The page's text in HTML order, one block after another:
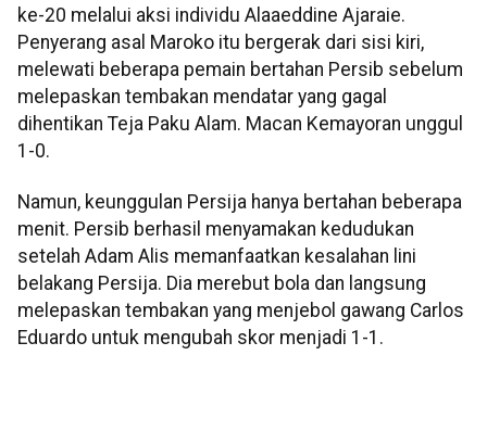
ke-20 melalui aksi individu Alaaeddine Ajaraie.
Penyerang asal Maroko itu bergerak dari sisi kiri,
melewati beberapa pemain bertahan Persib sebelum
melepaskan tembakan mendatar yang gagal
dihentikan Teja Paku Alam. Macan Kemayoran unggul
1-0.
Namun, keunggulan Persija hanya bertahan beberapa
menit. Persib berhasil menyamakan kedudukan
setelah Adam Alis memanfaatkan kesalahan lini
belakang Persija. Dia merebut bola dan langsung
melepaskan tembakan yang menjebol gawang Carlos
Eduardo untuk mengubah skor menjadi 1-1.